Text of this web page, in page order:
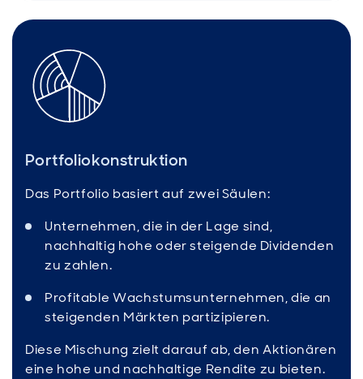
Portfoliokonstruktion
Das Portfolio basiert auf zwei Säulen:
Unternehmen, die in der Lage sind,
nachhaltig hohe oder steigende Dividenden
zu zahlen.
Profitable Wachstumsunternehmen, die an
steigenden Märkten partizipieren.
Diese Mischung zielt darauf ab, den Aktionären
eine hohe und nachhaltige Rendite zu bieten.